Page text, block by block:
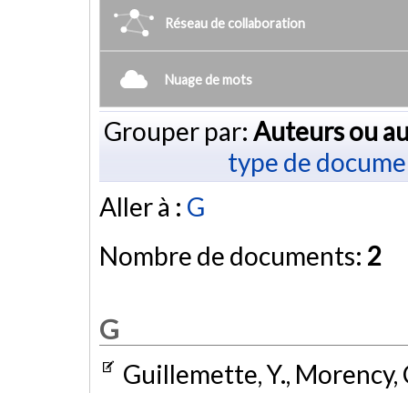
Réseau de collaboration
Nuage de mots
Grouper par: Auteurs ou
type de
Aller à : G
Nombre de documents: 2
G
Guillemette, Y., Morency,